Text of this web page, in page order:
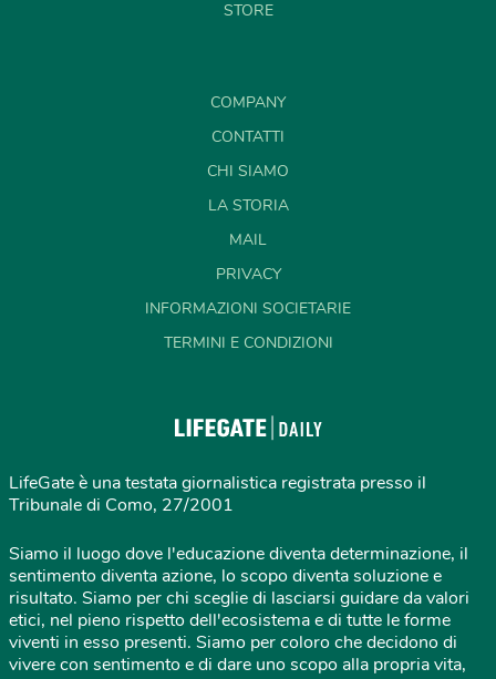
STORE
COMPANY
CONTATTI
CHI SIAMO
LA STORIA
MAIL
PRIVACY
INFORMAZIONI SOCIETARIE
TERMINI E CONDIZIONI
LifeGate è una testata giornalistica registrata presso il
Tribunale di Como, 27/2001
Siamo il luogo dove l'educazione diventa determinazione, il
sentimento diventa azione, lo scopo diventa soluzione e
risultato. Siamo per chi sceglie di lasciarsi guidare da valori
etici, nel pieno rispetto dell'ecosistema e di tutte le forme
viventi in esso presenti. Siamo per coloro che decidono di
vivere con sentimento e di dare uno scopo alla propria vita,